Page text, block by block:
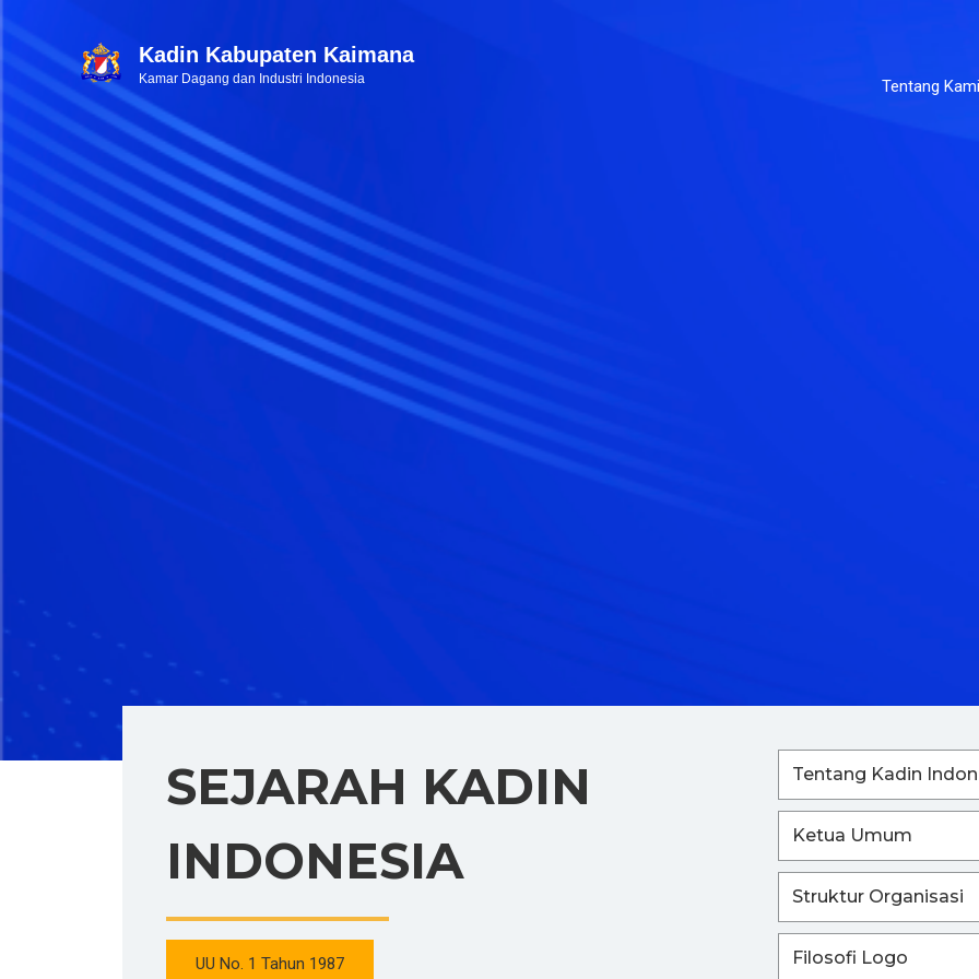
Kadin Kabupaten Kaimana
Kamar Dagang dan Industri Indonesia Tentang Kami
SEJARAH KADIN
INDONESIA
UU No. 1 Tahun 1987
Tentang Kadin
Ketua Umum
Struktur Organisasi
Filosofi Logo